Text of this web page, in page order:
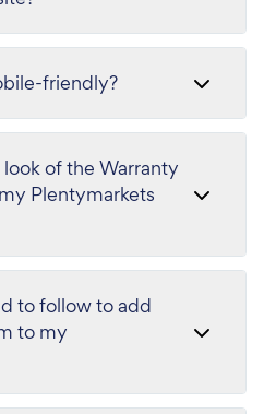
friendly?
of the Warranty
Plentymarkets
to follow to add
to my